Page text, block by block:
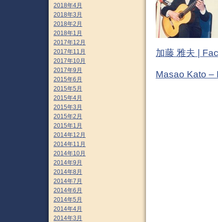
加藤 雅夫 |
Masao Kato –
2018年4月
2018年3月
2018年2月
2018年1月
2017年12月
2017年11月
2017年10月
2017年9月
2015年6月
2015年5月
2015年4月
2015年3月
2015年2月
2015年1月
2014年12月
2014年11月
2014年10月
2014年9月
2014年8月
2014年7月
2014年6月
2014年5月
2014年4月
2014年3月